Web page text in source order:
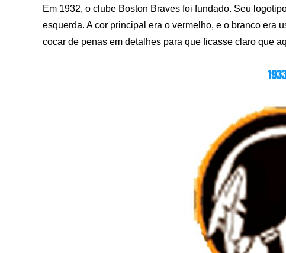
Em 1932, o clube Boston Braves foi fundado. Seu
esquerda. A cor principal era o vermelho, e o branco era
cocar de penas em detalhes para que ficasse claro que